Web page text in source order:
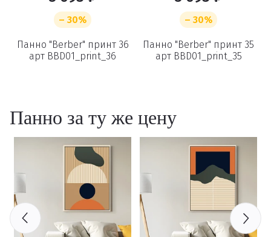
– 30%
Панно "Berber" принт 36
арт BBD01_print_36
– 30%
Панно "Berber" принт 35
арт BBD01_print_35
Панно за ту же цену
Удаление
Вы точно хотите удалить
товар из корзины?
Удалить